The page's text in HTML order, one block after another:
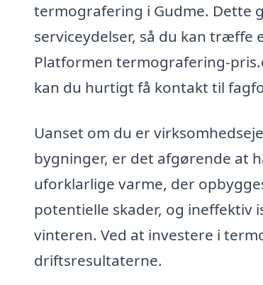
termografering i Gudme. Dette
serviceydelser, så du kan træffe
Platformen termografering-
kan du hurtigt få kontakt til
Uanset om du er
bygninger, er det afgørende at
uforklarlige varme, der
potentielle skader, og ineffektiv
vinteren. Ved at investere i
driftsresultaterne.